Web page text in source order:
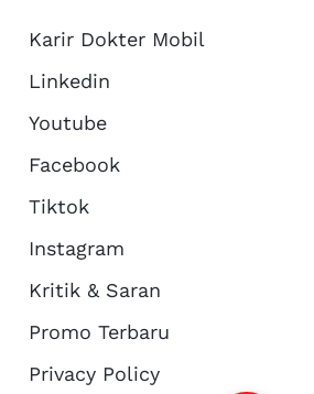
Karir Dokter Mobil
Linkedin
Youtube
Facebook
Tiktok
Instagram
Kritik & Saran
Promo Terbaru
Privacy Policy